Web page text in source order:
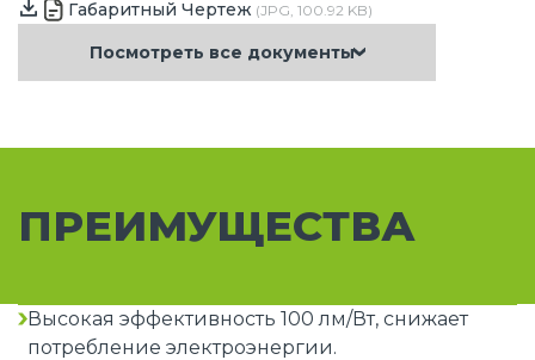
Габаритный Чертеж (JPG, 100.92 KB)
Посмотреть все документы
ПРЕИМУЩЕСТВА
Высокая эффективность 100 лм/Вт, снижает
потребление электроэнергии.